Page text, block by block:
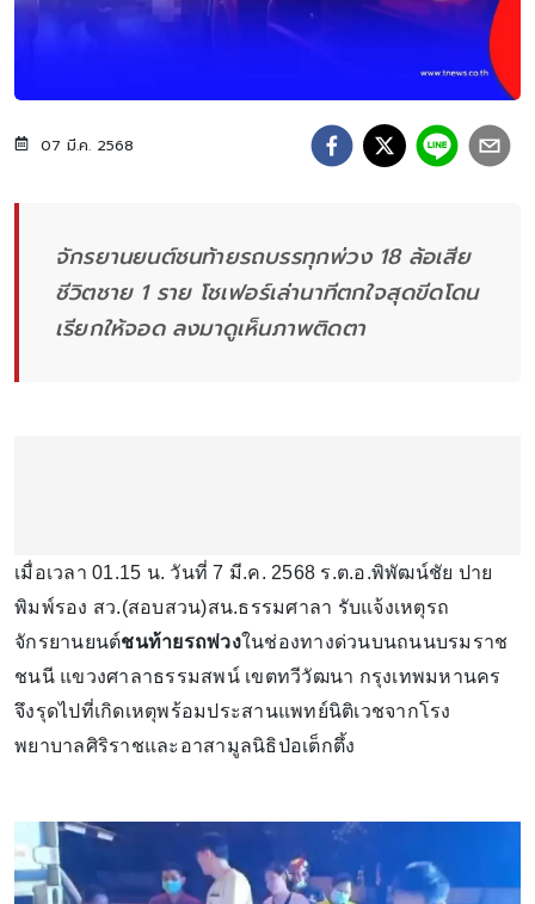
07 มี.ค. 2568
จักรยานยนต์ชนท้ายรถบรรทุกพ่วง 18 ล้อเสีย
ชีวิตชาย 1 ราย โชเฟอร์เล่านาทีตกใจสุดขีดโดน
เรียกให้จอด ลงมาดูเห็นภาพติดตา
เมื่อเวลา 01.15 น. วันที่ 7 มี.ค. 2568 ร.ต.อ.พิพัฒน์ชัย ปาย
พิมพ์รอง สว.(สอบสวน)สน.ธรรมศาลา รับแจ้งเหตุรถ
จักรยานยนต์ชนท้ายรถพ่วงในช่องทางด่วนบนถนนบรมราช
ชนนี แขวงศาลาธรรมสพน์ เขตทวีวัฒนา กรุงเทพมหานคร
จึงรุดไปที่เกิดเหตุพร้อมประสานแพทย์นิติเวชจากโรง
พยาบาลศิริราชและอาสามูลนิธิป่อเต็กตึ้ง